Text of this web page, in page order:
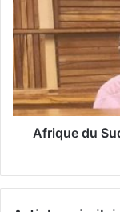
Afrique du